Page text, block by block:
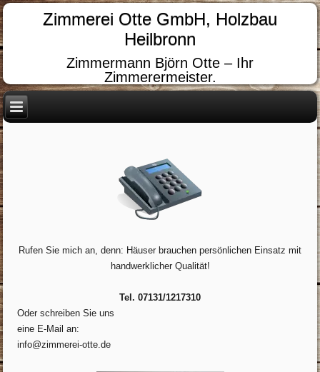
Zimmerei Otte GmbH, Holzbau
Heilbronn
Zimmermann Björn Otte – Ihr
Zimmerermeister.
Rufen Sie mich an, denn: Häuser brauchen persönlichen Einsatz mit
handwerklicher Qualität!
Tel. 07131/1217310
Oder schreiben Sie uns
eine E-Mail an:
info@zimmerei-otte.de